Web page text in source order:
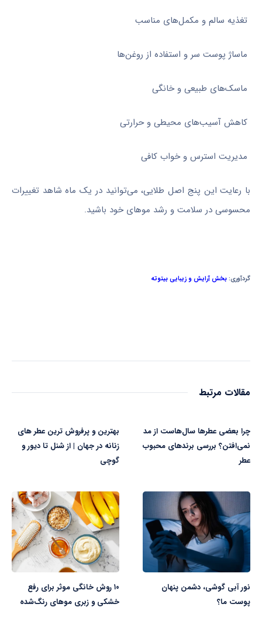
تغذیه سالم و مکمل‌های مناسب
ماساژ پوست سر و استفاده از روغن‌ها
ماسک‌های طبیعی و خانگی
کاهش آسیب‌های محیطی و حرارتی
مدیریت استرس و خواب کافی
با رعایت این پنج اصل طلایی، می‌توانید در یک ماه شاهد تغییرات
محسوسی در سلامت و رشد موهای خود باشید.
گردآوری:بخش آرایش و زیبایی بیتوته
مقالات مرتبط
چرا بعضی عطرها سال‌هاست از مد
نمی‌افتن؟ بررسی برندهای محبوب
عطر
بهترین و پرفروش ترین عطر های
زنانه در جهان | از شنل تا دیور و
گوچی
نور آبی گوشی، دشمن پنهان
پوست ما؟
۱۰ روش خانگی موثر برای رفع
خشکی و زبری موهای رنگ‌شده